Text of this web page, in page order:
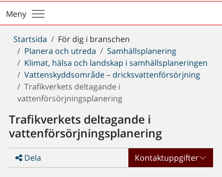
Meny
Du
är
här:
Startsida
För dig i branschen
Planera och utreda
Samhällsplanering
Klimat, hälsa och landskap i samhällsplaneringen
Vattenskyddsområde – dricksvattenförsörjning
Trafikverkets deltagande i
vattenförsörjningsplanering
Trafikverkets deltagande i
vattenförsörjningsplanering
Dela Kontaktuppgifter